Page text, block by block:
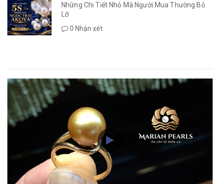
Những Chi Tiết Nhỏ Mà Người Mua Thường Bỏ
Lỡ
0 Nhận xét